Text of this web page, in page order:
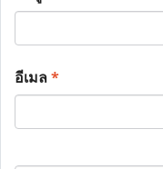
อีเมล*